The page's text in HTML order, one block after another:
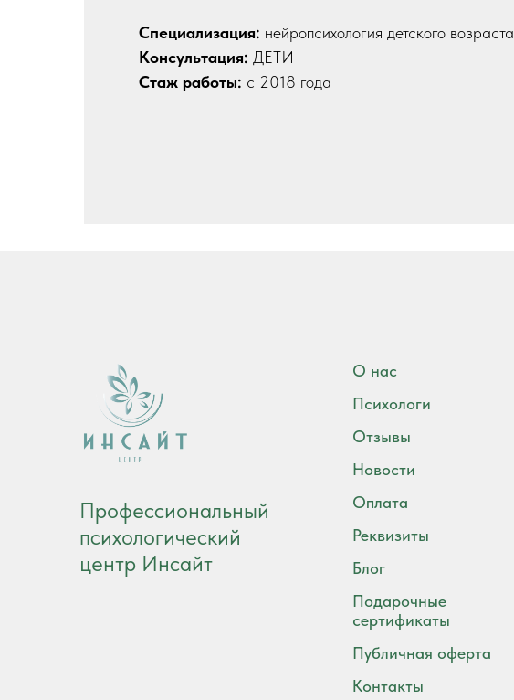
Специализация: нейропсихология детского возраста
Консультация: ДЕТИ
Стаж работы: с 2018 года
Профессиональный
психологический
центр Инсайт
О нас
Психологи
Отзывы
Новости
Оплата
Реквизиты
Блог
Подарочные
сертификаты
Публичная оферта
Контакты